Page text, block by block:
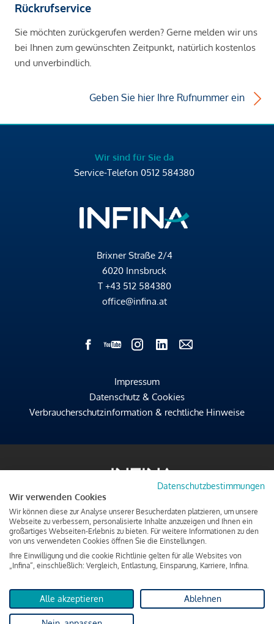
Rückrufservice
Sie möchten zurückgerufen werden? Gerne melden wir uns
bei Ihnen zum gewünschten Zeitpunkt, natürlich kostenlos
und unverbindlich.
Geben Sie hier Ihre Rufnummer ein
Wir sind für Sie da
Service-Telefon 0512 584380
Brixner Straße 2/4
6020 Innsbruck
T +43 512 584380
office@infina.at
Impressum
Datenschutz & Cookies
Verbraucherschutzinformation & rechtliche Hinweise
Datenschutzbestimmungen
Wir verwenden Cookies
Wir können diese zur Analyse unserer Besucherdaten platzieren, um unsere
Webseite zu verbessern, personalisierte Inhalte anzuzeigen und Ihnen ein
großartiges Webseiten-Erlebnis zu bieten. Für weitere Informationen zu den
von uns verwendeten Cookies öffnen Sie die Einstellungen.
Ihre Einwilligung und die cookie Richtlinie gelten für alle Websites von
„Infina“, einschließlich: Vergleich, Entlastung, Einsparung, Karriere, Infina.
Alle akzeptieren Ablehnen